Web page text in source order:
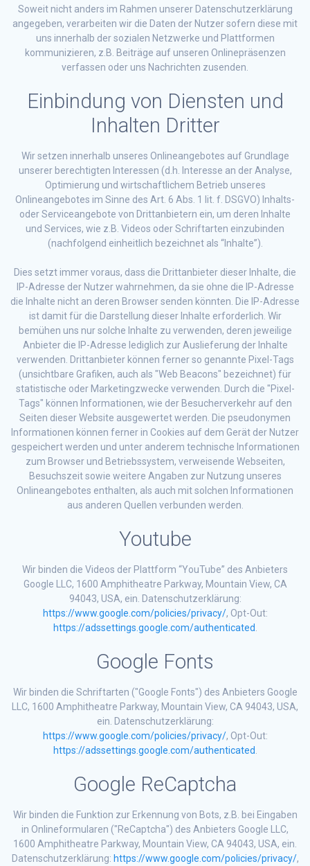
Soweit nicht anders im Rahmen unserer Datenschutzerklärung
angegeben, verarbeiten wir die Daten der Nutzer sofern diese mit
uns innerhalb der sozialen Netzwerke und Plattformen
kommunizieren, z.B. Beiträge auf unseren Onlinepräsenzen
verfassen oder uns Nachrichten zusenden.
Einbindung von Diensten und
Inhalten Dritter
Wir setzen innerhalb unseres Onlineangebotes auf Grundlage
unserer berechtigten Interessen (d.h. Interesse an der Analyse,
Optimierung und wirtschaftlichem Betrieb unseres
Onlineangebotes im Sinne des Art. 6 Abs. 1 lit. f. DSGVO) Inhalts-
oder Serviceangebote von Drittanbietern ein, um deren Inhalte
und Services, wie z.B. Videos oder Schriftarten einzubinden
(nachfolgend einheitlich bezeichnet als “Inhalte”).
Dies setzt immer voraus, dass die Drittanbieter dieser Inhalte, die
IP-Adresse der Nutzer wahrnehmen, da sie ohne die IP-Adresse
die Inhalte nicht an deren Browser senden könnten. Die IP-Adresse
ist damit für die Darstellung dieser Inhalte erforderlich. Wir
bemühen uns nur solche Inhalte zu verwenden, deren jeweilige
Anbieter die IP-Adresse lediglich zur Auslieferung der Inhalte
verwenden. Drittanbieter können ferner so genannte Pixel-Tags
(unsichtbare Grafiken, auch als "Web Beacons" bezeichnet) für
statistische oder Marketingzwecke verwenden. Durch die "Pixel-
Tags" können Informationen, wie der Besucherverkehr auf den
Seiten dieser Website ausgewertet werden. Die pseudonymen
Informationen können ferner in Cookies auf dem Gerät der Nutzer
gespeichert werden und unter anderem technische Informationen
zum Browser und Betriebssystem, verweisende Webseiten,
Besuchszeit sowie weitere Angaben zur Nutzung unseres
Onlineangebotes enthalten, als auch mit solchen Informationen
aus anderen Quellen verbunden werden.
Youtube
Wir binden die Videos der Plattform “YouTube” des Anbieters
Google LLC, 1600 Amphitheatre Parkway, Mountain View, CA
94043, USA, ein. Datenschutzerklärung:
https://www.google.com/policies/privacy/, Opt-Out:
https://adssettings.google.com/authenticated
Google Fonts
Wir binden die Schriftarten ("Google Fonts") des Anbieters Google
LLC, 1600 Amphitheatre Parkway, Mountain View, CA 94043, USA,
ein. Datenschutzerklärung:
https://www.google.com/policies/privacy/, Opt-Out:
https://adssettings.google.com/authenticated
Google ReCaptcha
Wir binden die Funktion zur Erkennung von Bots, z.B. bei Eingaben
in Onlineformularen ("ReCaptcha") des Anbieters Google LLC,
1600 Amphitheatre Parkway, Mountain View, CA 94043, USA, ein.
Datenschutzerklärung: https://www.google.com/policies/privacy/,